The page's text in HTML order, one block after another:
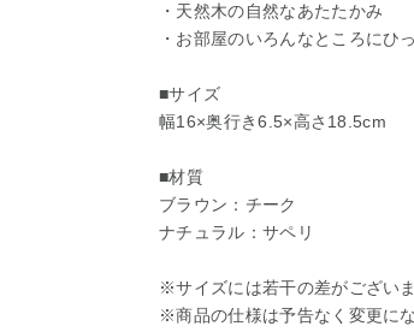
・天然木の自然なあたたかみ
・お部屋のいろんなところにひ
■サイズ
幅16×奥行き6.5×高さ18.5cm
■材質
ブラウン：チーク
ナチュラル：サペリ
※サイズには若干の差がございま
※商品の仕様は予告なく変更に